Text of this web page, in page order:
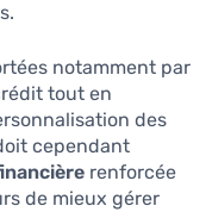
notamment par
tout en
des
cependant
renforcée
de mieux gérer